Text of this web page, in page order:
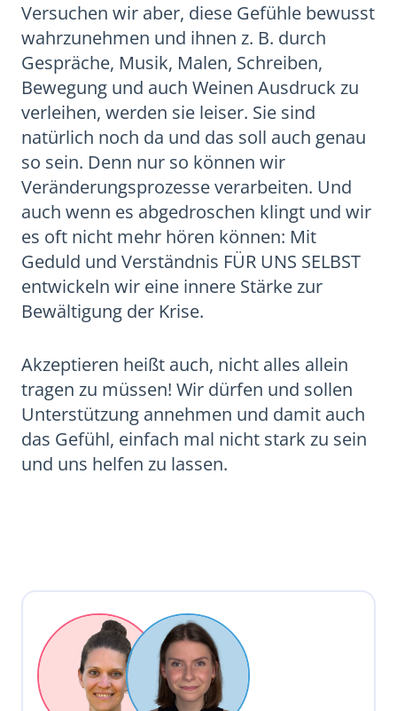
Versuchen wir aber, diese Gefühle bewusst
wahrzunehmen und ihnen z. B. durch
Gespräche, Musik, Malen, Schreiben,
Bewegung und auch Weinen Ausdruck zu
verleihen, werden sie leiser. Sie sind
natürlich noch da und das soll auch genau
so sein. Denn nur so können wir
Veränderungsprozesse verarbeiten. Und
auch wenn es abgedroschen klingt und wir
es oft nicht mehr hören können: Mit
Geduld und Verständnis FÜR UNS SELBST
entwickeln wir eine innere Stärke zur
Bewältigung der Krise.
Akzeptieren heißt auch, nicht alles allein
tragen zu müssen! Wir dürfen und sollen
Unterstützung annehmen und damit auch
das Gefühl, einfach mal nicht stark zu sein
und uns helfen zu lassen.